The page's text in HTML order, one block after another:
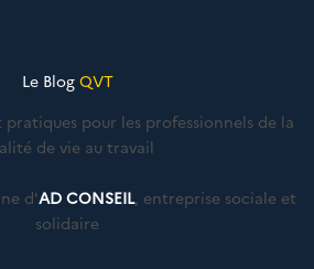
Le Blog QVT
pratiques pour les professionnels de la
de vie au travail
d'AD CONSEIL, entreprise sociale et
solidaire